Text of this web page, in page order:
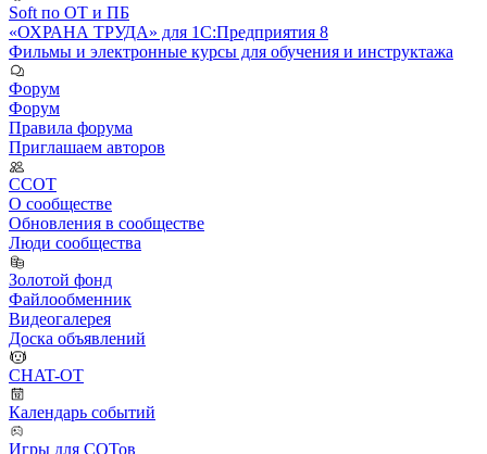
Soft по ОТ и ПБ
«ОХРАНА ТРУДА» для 1С:Предприятия 8
Фильмы и электронные курсы для обучения и инструктажа
Форум
Форум
Правила форума
Приглашаем авторов
ССОТ
О сообществе
Обновления в сообществе
Люди сообщества
Золотой фонд
Файлообменник
Видеогалерея
Доска объявлений
CHAT-OT
Календарь событий
Игры для СОТов